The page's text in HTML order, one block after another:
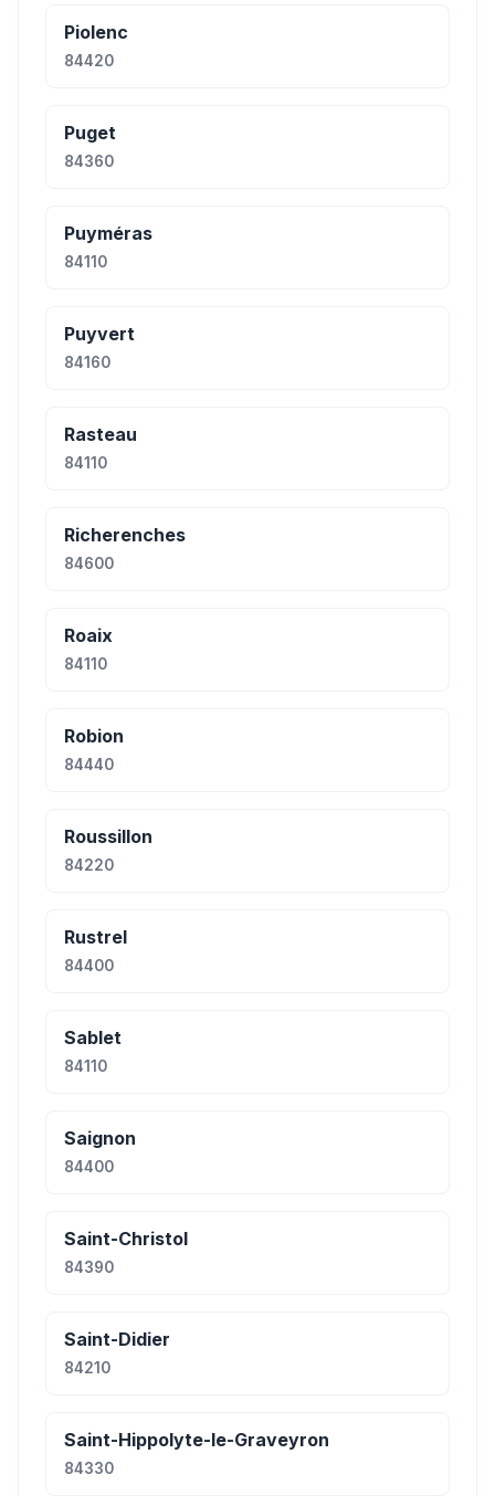
Piolenc
84420
Puget
84360
Puyméras
84110
Puyvert
84160
Rasteau
84110
Richerenches
84600
Roaix
84110
Robion
84440
Roussillon
84220
Rustrel
84400
Sablet
84110
Saignon
84400
Saint-Christol
84390
Saint-Didier
84210
Saint-Hippolyte-le-Graveyron
84330